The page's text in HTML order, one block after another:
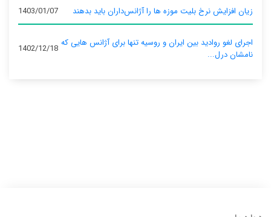
زیان افزایش نرخ بلیت موزه ها را آژانس‌داران باید بدهند 1403/01/07
اجرای لغو روادید بین ایران و روسیه تنها برای آژانس‌ هایی که
نامشان درل...
1402/12/18